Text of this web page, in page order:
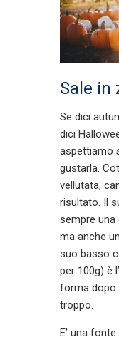
Sale in
Se dici
dici
aspettiamo
gustarla.
vellutata,
risultato. Il
sempre
ma anche
suo basso
per 100g) è
forma dopo
troppo.
E’ una